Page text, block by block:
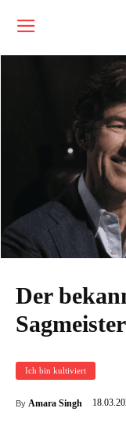
Der
Sagmeister
Ich bin kultiviert
By Amara Singh